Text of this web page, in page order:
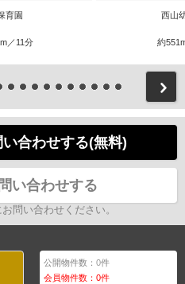
育園
／11分
西山
約
合わせする(無料)
い合わせする
問い合わせください。
公開物件数：0件
会員物件数：0件